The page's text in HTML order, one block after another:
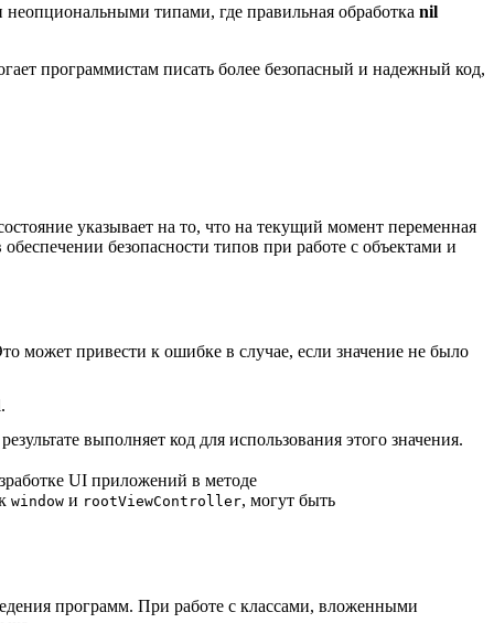
неопциональными типами, где правильная обработка nil
программистам писать более безопасный и надежный код,
указывает на то, что на текущий момент переменная
безопасности типов при работе с объектами и
может привести к ошибке в случае, если значение не было
выполняет код для использования этого значения.
UI приложений в методе
window и rootViewController, могут быть
программ. При работе с классами, вложенными